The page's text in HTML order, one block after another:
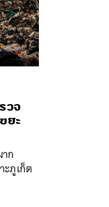
วจ
ยะ
ก
ภูเก็ต